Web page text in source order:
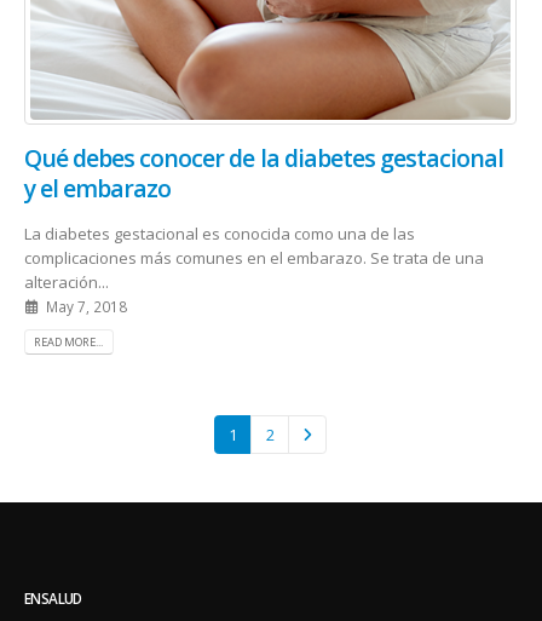
Qué debes conocer de la diabetes gestacional
y el embarazo
La diabetes gestacional es conocida como una de las
complicaciones más comunes en el embarazo. Se trata de una
alteración...
May 7, 2018
READ MORE...
1 2
ENSALUD